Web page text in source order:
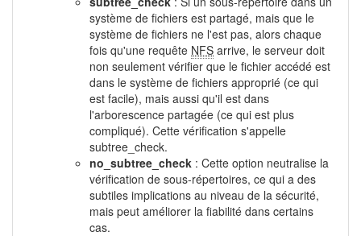
système de fichiers est partagé, mais que le
système de fichiers ne l'est pas, alors chaque
fois qu'une requête NFS arrive, le serveur doit
non seulement vérifier que le fichier accédé est
dans le système de fichiers approprié (ce qui
est facile), mais aussi qu'il est dans
l'arborescence partagée (ce qui est plus
compliqué). Cette vérification s'appelle
subtree_check.
no_subtree_check : Cette option neutralise la
vérification de sous-répertoires, ce qui a des
subtiles implications au niveau de la sécurité,
mais peut améliorer la fiabilité dans certains
cas.